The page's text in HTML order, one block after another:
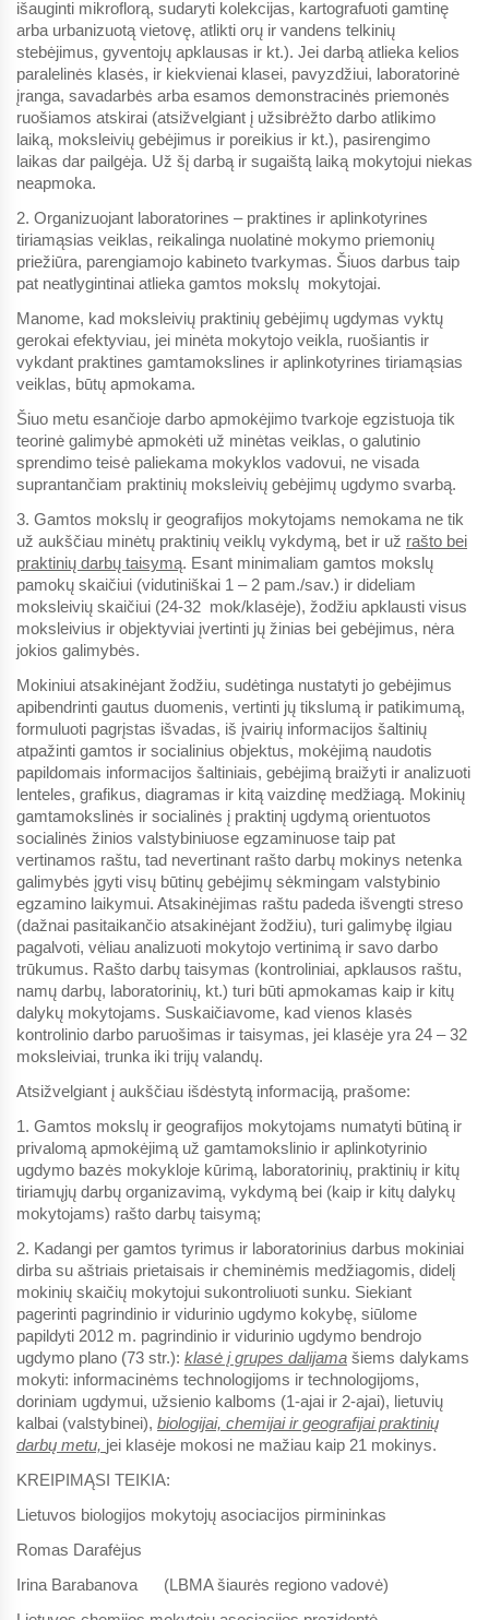
išauginti mikroflorą, sudaryti kolekcijas, kartografuoti gamtinę
arba urbanizuotą vietovę, atlikti orų ir vandens telkinių
stebėjimus, gyventojų apklausas ir kt.). Jei darbą atlieka kelios
paralelinės klasės, ir kiekvienai klasei, pavyzdžiui, laboratorinė
įranga, savadarbės arba esamos demonstracinės priemonės
ruošiamos atskirai (atsižvelgiant į užsibrėžto darbo atlikimo
laiką, moksleivių gebėjimus ir poreikius ir kt.), pasirengimo
laikas dar pailgėja. Už šį darbą ir sugaištą laiką mokytojui niekas
neapmoka.
2. Organizuojant laboratorines – praktines ir aplinkotyrines
tiriamąsias veiklas, reikalinga nuolatinė mokymo priemonių
priežiūra, parengiamojo kabineto tvarkymas. Šiuos darbus taip
pat neatlygintinai atlieka gamtos mokslų mokytojai.
Manome, kad moksleivių praktinių gebėjimų ugdymas vyktų
gerokai efektyviau, jei minėta mokytojo veikla, ruošiantis ir
vykdant praktines gamtamokslines ir aplinkotyrines tiriamąsias
veiklas, būtų apmokama.
Šiuo metu esančioje darbo apmokėjimo tvarkoje egzistuoja tik
teorinė galimybė apmokėti už minėtas veiklas, o galutinio
sprendimo teisė paliekama mokyklos vadovui, ne visada
suprantančiam praktinių moksleivių gebėjimų ugdymo svarbą.
3. Gamtos mokslų ir geografijos mokytojams nemokama ne tik
už aukščiau minėtų praktinių veiklų vykdymą, bet ir už rašto bei
praktinių darbų taisymą. Esant minimaliam gamtos mokslų
pamokų skaičiui (vidutiniškai 1 – 2 pam./sav.) ir dideliam
moksleivių skaičiui (24-32 mok/klasėje), žodžiu apklausti visus
moksleivius ir objektyviai įvertinti jų žinias bei gebėjimus, nėra
jokios galimybės.
Mokiniui atsakinėjant žodžiu, sudėtinga nustatyti jo gebėjimus
apibendrinti gautus duomenis, vertinti jų tikslumą ir patikimumą,
formuluoti pagrįstas išvadas, iš įvairių informacijos šaltinių
atpažinti gamtos ir socialinius objektus, mokėjimą naudotis
papildomais informacijos šaltiniais, gebėjimą braižyti ir analizuoti
lenteles, grafikus, diagramas ir kitą vaizdinę medžiagą. Mokinių
gamtamokslinės ir socialinės į praktinį ugdymą orientuotos
socialinės žinios valstybiniuose egzaminuose taip pat
vertinamos raštu, tad nevertinant rašto darbų mokinys netenka
galimybės įgyti visų būtinų gebėjimų sėkmingam valstybinio
egzamino laikymui. Atsakinėjimas raštu padeda išvengti streso
(dažnai pasitaikančio atsakinėjant žodžiu), turi galimybę ilgiau
pagalvoti, vėliau analizuoti mokytojo vertinimą ir savo darbo
trūkumus. Rašto darbų taisymas (kontroliniai, apklausos raštu,
namų darbų, laboratorinių, kt.) turi būti apmokamas kaip ir kitų
dalykų mokytojams. Suskaičiavome, kad vienos klasės
kontrolinio darbo paruošimas ir taisymas, jei klasėje yra 24 – 32
moksleiviai, trunka iki trijų valandų.
Atsižvelgiant į aukščiau išdėstytą informaciją, prašome:
1. Gamtos mokslų ir geografijos mokytojams numatyti būtiną ir
privalomą apmokėjimą už gamtamokslinio ir aplinkotyrinio
ugdymo bazės mokykloje kūrimą, laboratorinių, praktinių ir kitų
tiriamųjų darbų organizavimą, vykdymą bei (kaip ir kitų dalykų
mokytojams) rašto darbų taisymą;
2. Kadangi per gamtos tyrimus ir laboratorinius darbus mokiniai
dirba su aštriais prietaisais ir cheminėmis medžiagomis, didelį
mokinių skaičių mokytojui sukontroliuoti sunku. Siekiant
pagerinti pagrindinio ir vidurinio ugdymo kokybę, siūlome
papildyti 2012 m. pagrindinio ir vidurinio ugdymo bendrojo
ugdymo plano (73 str.): klasė į grupes dalijama šiems dalykams
mokyti: informacinėms technologijoms ir technologijoms,
doriniam ugdymui, užsienio kalboms (1-ajai ir 2-ajai), lietuvių
kalbai (valstybinei), biologijai, chemijai ir geografijai praktinių
darbų metu, jei klasėje mokosi ne mažiau kaip 21 mokinys.
KREIPIMĄSI TEIKIA:
Lietuvos biologijos mokytojų asociacijos pirmininkas
Romas Darafėjus
Irina Barabanova (LBMA šiaurės regiono vadovė)